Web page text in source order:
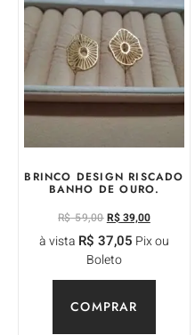
BRINCO DESIGN RISCADO
BANHO DE OURO.
R$59,00R$39,00
à vista R$ 37,05 Pix ou
Boleto
COMPRAR